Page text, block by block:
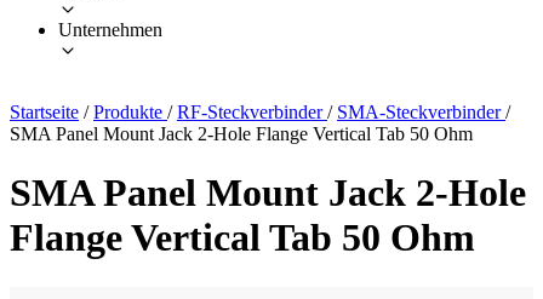
Unternehmen
Startseite / Produkte / RF-Steckverbinder/ SMA-Steckverbinder/
SMA Panel Mount Jack 2-Hole Flange Vertical Tab 50 Ohm
SMA Panel Mount Jack 2-Hole
Flange Vertical Tab 50 Ohm